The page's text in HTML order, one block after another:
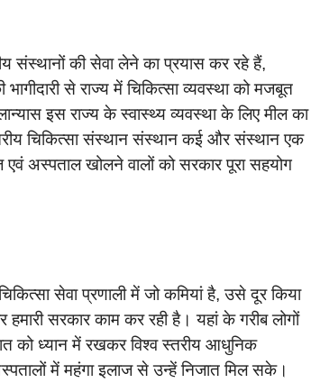
संस्थानों की सेवा लेने का प्रयास कर रहे हैं,
से राज्य में चिकित्सा व्यवस्था को मजबूत
इस राज्य के स्वास्थ्य व्यवस्था के लिए मील का
चिकित्सा संस्थान संस्थान कई और संस्थान एक
अस्पताल खोलने वालों को सरकार पूरा सहयोग
सेवा प्रणाली में जो कमियां है, उसे दूर किया
सरकार काम कर रही है। यहां के गरीब लोगों
को ध्यान में रखकर विश्व स्तरीय आधुनिक
में महंगा इलाज से उन्हें निजात मिल सके।